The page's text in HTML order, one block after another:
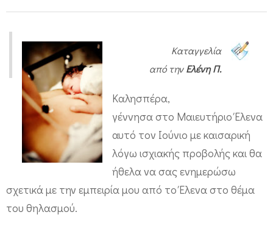
λ
α
ν
Καταγγελία
από τηνΕλένη Π.
Καλησπέρα,
γέννησα στο Μαιευτήριο Έλενα
αυτό τον Ιούνιο με καισαρική
λόγω ισχιακής προβολής και θα
ήθελα να σας ενημερώσω
σχετικά με την εμπειρία μου από το Έλενα στο θέμα
του θηλασμού.